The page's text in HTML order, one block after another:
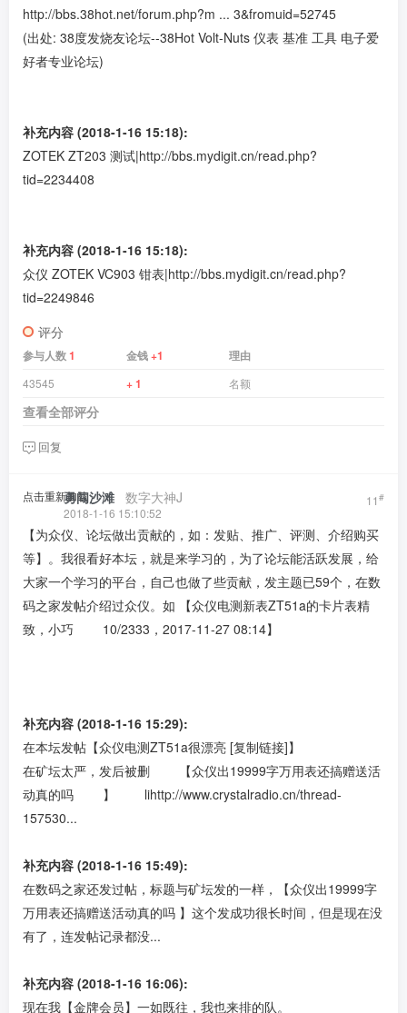
http://bbs.38hot.net/forum.php?m ... 3&fromuid=52745
(出处: 38度发烧友论坛--38Hot Volt-Nuts 仪表 基准 工具 电子爱
好者专业论坛)
补充内容 (2018-1-16 15:18):
ZOTEK ZT203 测试|http://bbs.mydigit.cn/read.php?
tid=2234408
补充内容 (2018-1-16 15:18):
众仪 ZOTEK VC903 钳表|http://bbs.mydigit.cn/read.php?
tid=2249846
评分
参与人数1 金钱+1 理由
43545 + 1 名额
查看全部评分
回复
点击重新加载 11 #
勇闯沙滩 数字大神J
2018-1-16 15:10:52
【为众仪、论坛做出贡献的，如：发贴、推广、评测、介绍购买
等】。我很看好本坛，就是来学习的，为了论坛能活跃发展，给
大家一个学习的平台，自己也做了些贡献，发主题已59个，在数
码之家发帖介绍过众仪。如 【众仪电测新表ZT51a的卡片表精
致，小巧 10/2333，2017-11-27 08:14】
补充内容 (2018-1-16 15:29):
在本坛发帖【众仪电测ZT51a很漂亮 [复制链接]】
在矿坛太严，发后被删 【众仪出19999字万用表还搞赠送活
动真的吗 】 lihttp://www.crystalradio.cn/thread-
157530...
补充内容 (2018-1-16 15:49):
在数码之家还发过帖，标题与矿坛发的一样，【众仪出19999字
万用表还搞赠送活动真的吗 】这个发成功很长时间，但是现在没
有了，连发帖记录都没...
补充内容 (2018-1-16 16:06):
现在我【金牌会员】一如既往，我也来排的队。